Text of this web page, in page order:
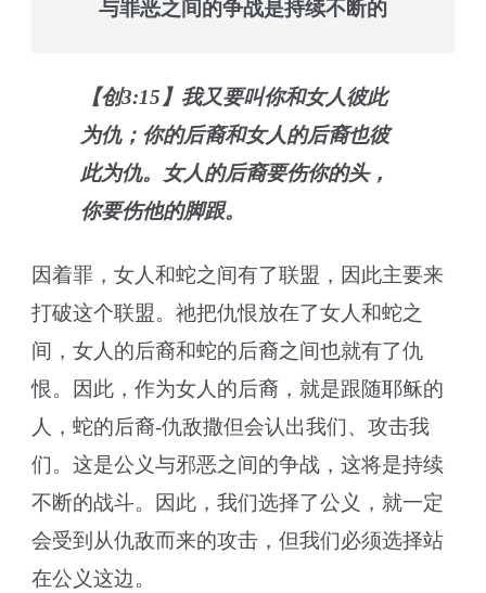
与罪恶之间的争战是持续不断的
【创3:15】我又要叫你和女人彼此
为仇；你的后裔和女人的后裔也彼
此为仇。女人的后裔要伤你的头，
你要伤他的脚跟。
因着罪，女人和蛇之间有了联盟，因此主要来
打破这个联盟。祂把仇恨放在了女人和蛇之
间，女人的后裔和蛇的后裔之间也就有了仇
恨。因此，作为女人的后裔，就是跟随耶稣的
人，蛇的后裔-仇敌撒但会认出我们、攻击我
们。这是公义与邪恶之间的争战，这将是持续
不断的战斗。因此，我们选择了公义，就一定
会受到从仇敌而来的攻击，但我们必须选择站
在公义这边。